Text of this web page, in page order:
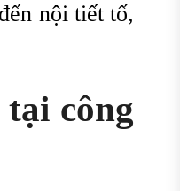
nội tiết tố,
công